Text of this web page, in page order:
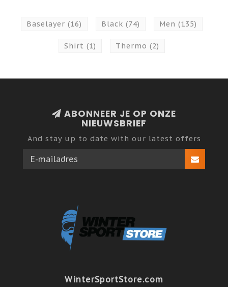
Baselayer (16) Black (74) Men (135)
Shirt (1) Thermo (2)
ABONNEER JE OP ONZE
NIEUWSBRIEF
And stay up to date with our latest offers
WinterSportStore.com